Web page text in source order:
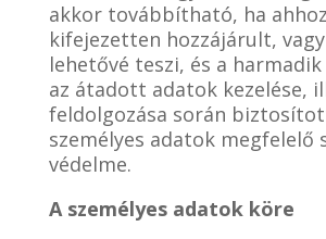
akkor továbbítható, ha
kifejezetten hozzájárult,
lehetővé teszi, és a
az átadott adatok kezelése,
feldolgozása során
személyes adatok megfelelő
védelme.
A személyes adatok köre